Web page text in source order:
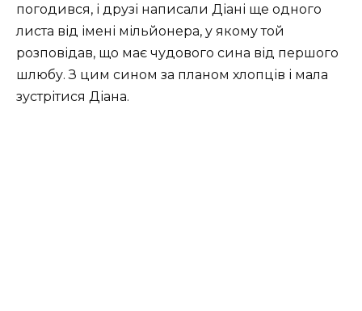
погодився, і друзі написали Діані ще одного
листа від імені мільйонера, у якому той
розповідав, що має чудового сина від першого
шлюбу. З цим сином за планом хлопців і мала
зустрітися Діана.